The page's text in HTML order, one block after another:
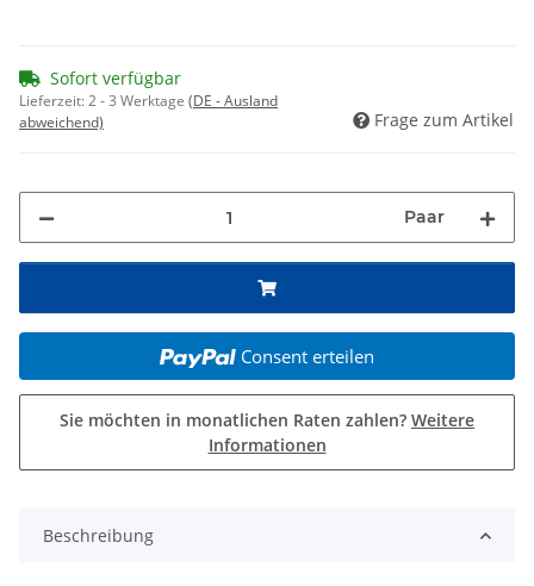
Sofort verfügbar
Lieferzeit:2 - 3 Werktage (DE - Ausland
abweichend)
Frage zum Artikel
Paar
Consent erteilen
Sie möchten in monatlichen Raten zahlen? Weitere
Informationen
Beschreibung